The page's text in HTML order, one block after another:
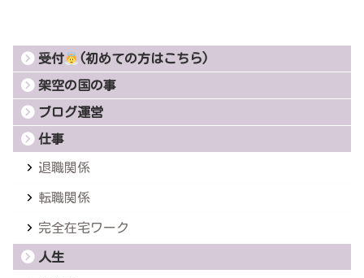
受付 (初めての方はこちら)
架空の国の事
ブログ運営
仕事
退職関係
転職関係
完全在宅ワーク
人生